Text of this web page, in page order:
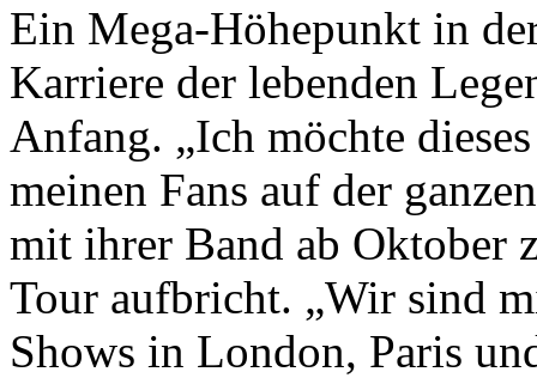
Ein Mega-Höhepunkt in
Karriere der lebenden
Anfang. „Ich möchte
meinen Fans auf der
mit ihrer Band ab Oktober
Tour aufbricht. „Wir sind
Shows in London, Paris